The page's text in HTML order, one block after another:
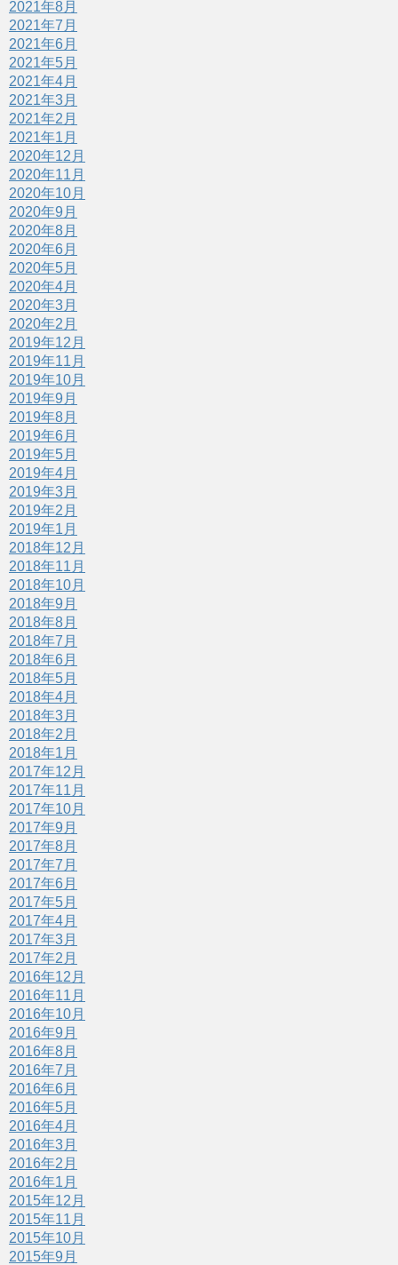
2021年8月
2021年7月
2021年6月
2021年5月
2021年4月
2021年3月
2021年2月
2021年1月
2020年12月
2020年11月
2020年10月
2020年9月
2020年8月
2020年6月
2020年5月
2020年4月
2020年3月
2020年2月
2019年12月
2019年11月
2019年10月
2019年9月
2019年8月
2019年6月
2019年5月
2019年4月
2019年3月
2019年2月
2019年1月
2018年12月
2018年11月
2018年10月
2018年9月
2018年8月
2018年7月
2018年6月
2018年5月
2018年4月
2018年3月
2018年2月
2018年1月
2017年12月
2017年11月
2017年10月
2017年9月
2017年8月
2017年7月
2017年6月
2017年5月
2017年4月
2017年3月
2017年2月
2016年12月
2016年11月
2016年10月
2016年9月
2016年8月
2016年7月
2016年6月
2016年5月
2016年4月
2016年3月
2016年2月
2016年1月
2015年12月
2015年11月
2015年10月
2015年9月